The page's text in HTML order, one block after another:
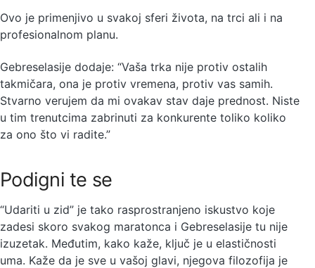
Ovo je primenjivo u svakoj sferi života, na trci ali i na
profesionalnom planu.
Gebreselasije dodaje: “Vaša trka nije protiv ostalih
takmičara, ona je protiv vremena, protiv vas samih.
Stvarno verujem da mi ovakav stav daje prednost. Niste
u tim trenutcima zabrinuti za konkurente toliko koliko
za ono što vi radite.”
Podigni te se
“Udariti u zid” je tako rasprostranjeno iskustvo koje
zadesi skoro svakog maratonca i Gebreselasije tu nije
izuzetak. Međutim, kako kaže, ključ je u elastičnosti
uma. Kaže da je sve u vašoj glavi, njegova filozofija je